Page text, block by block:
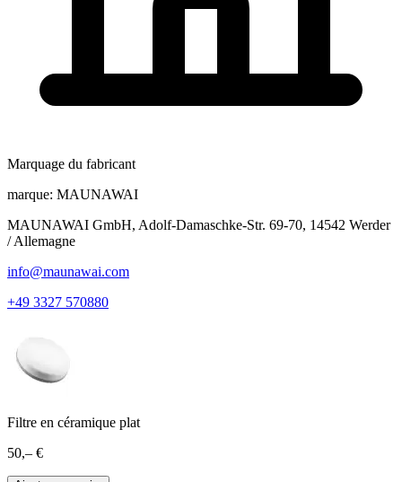
Marquage du fabricant
marque: MAUNAWAI
MAUNAWAI GmbH, Adolf-Damaschke-Str. 69-70, 14542 Werder
/ Allemagne
info@maunawai.com
+49 3327 570880
Filtre en céramique plat
50,– €